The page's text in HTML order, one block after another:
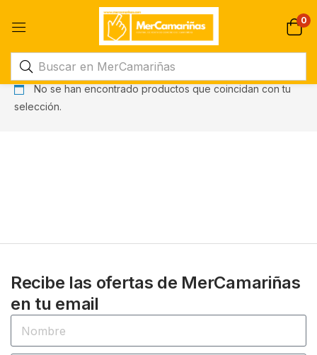
0
No se han encontrado productos que coincidan con tu
selección.
Recibe las ofertas de MerCamariñas
en tu email